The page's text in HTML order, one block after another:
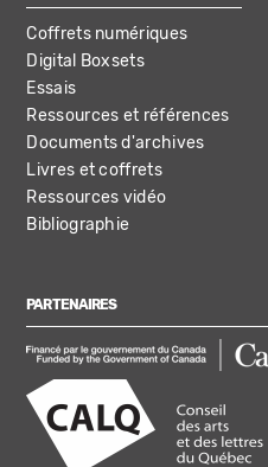
Coffrets numériques
Digital Boxsets
Essais
Ressources et références
Documents d'archives
Livres et coffrets
Ressources vidéo
Bibliographie
PARTENAIRES